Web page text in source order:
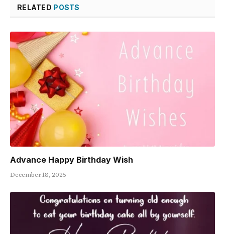
RELATED POSTS
Advance Happy Birthday Wish
December 18, 2025